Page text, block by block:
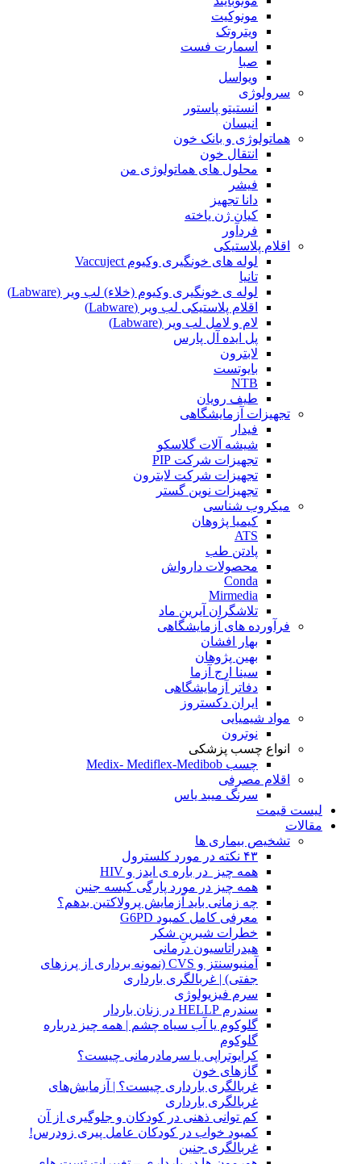
مونوکیت
ویتروتک
اسمارت فست
صبا
ویواسل
سرولوژی
انستیتو پاستور
انیسان
هماتولوژی و بانک خون
انتقال خون
محلول های هماتولوژی من
فیشر
دانا تجهیز
کیان ژن یاخته
فردآور
اقلام پلاستیکی
لوله های خونگیری وکیوم Vaccuject
تانیا
لوله ی خونگیری وکیوم (خلاء) لب ویر (Labware)
اقلام پلاستیکی لب ویر (Labware)
لام و لامل لب ویر (Labware)
پل ایده آل پارس
لابترون
بایوتست
NTB
طیف رویان
تجهیزات آزمایشگاهی
فیدار
شیشه آلات گلاسکو
تجهیزات شرکت PIP
تجهیزات شرکت لابترون
تجهیزات نوین گستر
میکروب شناسی
کیمیا پژوهان
ATS
پادتن طب
محصولات دارواش
Conda
Mirmedia
تلاشگران آیرین ماد
فرآورده های آزمایشگاهی
بهار افشان
بهین پژوهان
سینا ارج آزما
دفاتر آزمایشگاهی
ایران دکستروز
مواد شیمیایی
نوترون
انواع چسب پزشکی
چسب Medix- Mediflex-Medibob
اقلام مصرفی
سرنگ میبد یاس
لیست قیمت
مقالات
تشخیص بیماری ها
۴۳ نکته در مورد کلسترول
همه چیز در باره ی ایدز و HIV
همه چیز در مورد پارگی کیسه جنین
چه زمانی باید آزمایش پرولاکتین بدهم؟
معرفی کامل کمبود G6PD
خطرات شیرینِ شکر
هیدراتاسیون درمانی
آمنیوسنتز و CVS (نمونه برداری از پرزهای
جفتی) | غربالگری بارداری
سرم فیزیولوژی
سندرم HELLP در زنان باردار
گلوکوم یا آب سیاه چشم | همه چیز درباره
گلوکوم
کرایوتراپی یا سرمادرمانی چیست؟
گازهای خون
غربالگری بارداری چیست؟ | آزمایش‌های
غربالگری بارداری
کم توانی ذهنی در کودکان و جلوگیری از آن
کمبود خواب در کودکان عامل پیری زودرس!
غربالگری جنین